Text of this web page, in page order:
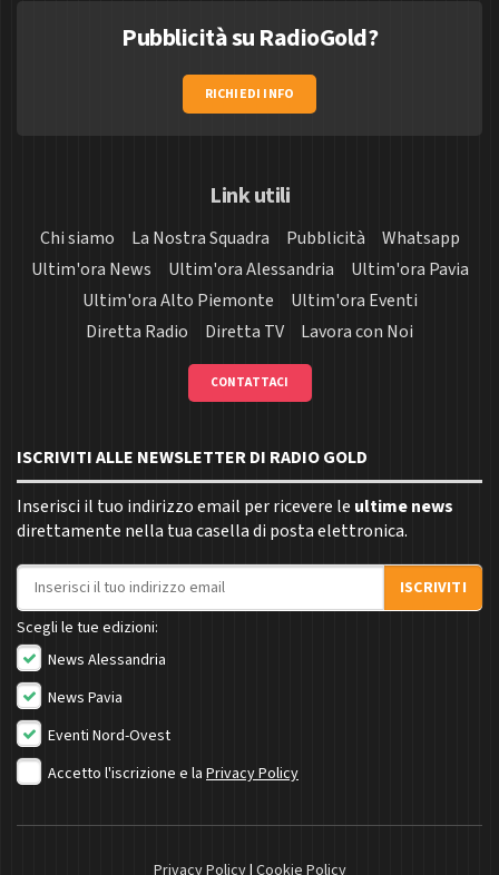
Pubblicità su RadioGold?
RICHIEDI INFO
Link utili
Chi siamo La Nostra Squadra Pubblicità
Whatsapp
Ultim'ora News
Ultim'ora Alessandria
Ultim'ora Pavia
Ultim'ora Alto Piemonte
Ultim'ora Eventi
Diretta Radio
Diretta TV Lavora con Noi
CONTATTACI
ISCRIVITI ALLE NEWSLETTER DI RADIO GOLD
Inserisci il tuo indirizzo email per ricevere le ultime news
direttamente nella tua casella di posta elettronica.
Indirizzo email
ISCRIVITI
Scegli le tue edizioni:
News Alessandria
News Pavia
Eventi Nord-Ovest
Accetto l'iscrizione e la Privacy Policy
Privacy Policy| Cookie Policy